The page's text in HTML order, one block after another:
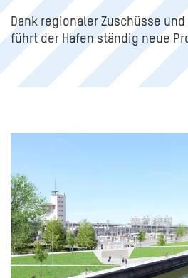
Dank regionaler Zuschüsse
führt der Hafen ständig neue